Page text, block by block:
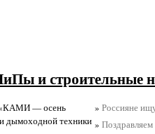
и строительные
«КАМИ — осень
дымоходной техники
»Россияне
»